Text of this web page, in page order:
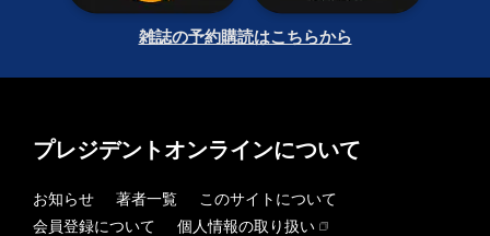
雑誌の予約購読はこちらから
プレジデントオンラインについて
お知らせ 著者一覧
このサイトについて
会員登録について
個人情報の取り扱い